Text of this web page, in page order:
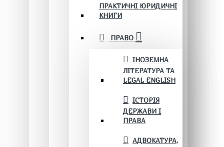
ПРАКТИЧНІ ЮРИДИЧНІ
КНИГИ
ПРАВО
ІНОЗЕМНА
ЛІТЕРАТУРА ТА
LEGAL ENGLISH
ІСТОРІЯ
ДЕРЖАВИ І
ПРАВА
АДВОКАТУРА,